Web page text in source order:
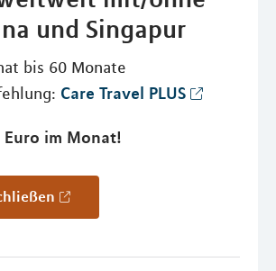
und Singapur
bis 60 Monate
Care Travel PLUS
Euro im Monat!